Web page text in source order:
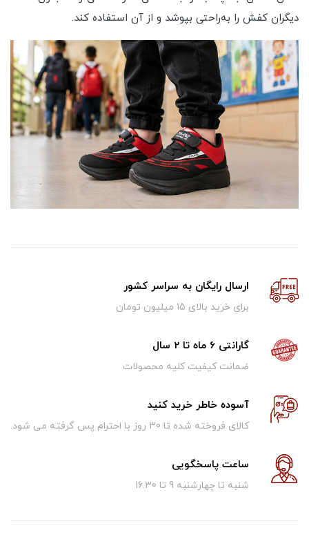
دیگران کفش را به‌راحتی بپوشد و از آن استفاده کند.
ارسال رایگان به سراسر کشور
برای خرید بالای ۱5 میلیون تومان
گارانتی 6 ماه تا 2 سال
ضمانت کیفیت کلیه محصولات
آسوده خاطر خرید کنید
کالای فروخته شده تا 30 روز با احترام پس گرفته می شود.
ساعت پاسخگویی
شنبه تا چهارشنبه 9 تا 16.30